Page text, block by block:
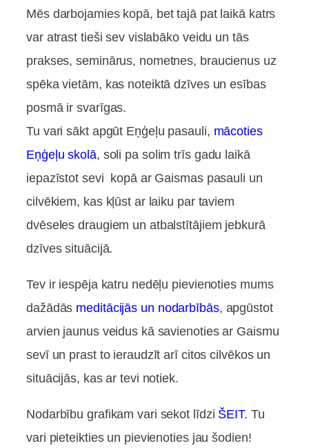
Mēs darbojamies kopā, bet tajā pat laikā katrs
var atrast tieši sev vislabāko veidu un tās
prakses, seminārus, nometnes, braucienus uz
spēka vietām, kas noteiktā dzīves un esības
posmā ir svarīgas.
Tu vari sākt apgūt Eņģeļu pasauli, mācoties
Eņģeļu skolā, soli pa solim trīs gadu laikā
iepazīstot sevi kopā ar Gaismas pasauli un
cilvēkiem, kas kļūst ar laiku par taviem
dvēseles draugiem un atbalstītājiem jebkurā
dzīves situācijā.
Tev ir iespēja katru nedēļu pievienoties mums
dažādās meditācijās un nodarbībās, apgūstot
arvien jaunus veidus kā savienoties ar Gaismu
sevī un prast to ieraudzīt arī citos cilvēkos un
situācijās, kas ar tevi notiek.
Nodarbību grafikam vari sekot līdzi ŠEIT. Tu
vari pieteikties un pievienoties jau šodien!